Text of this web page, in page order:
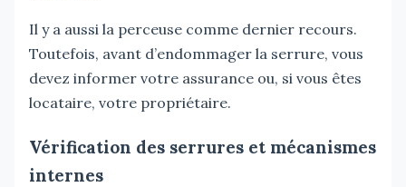
Il y a aussi la perceuse comme dernier recours.
Toutefois, avant d’endommager la serrure, vous
devez informer votre assurance ou, si vous êtes
locataire, votre propriétaire.
Vérification des serrures et mécanismes
internes